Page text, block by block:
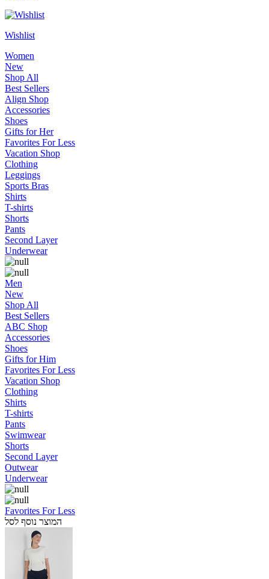
Wishlist
Women
New
Shop All
Best Sellers
Align Shop
Accessories
Shoes
Gifts for Her
Favorites For Less
Vacation Shop
Clothing
Leggings
Sports Bras
Shirts
T-shirts
Shorts
Pants
Second Layer
Underwear
Men
New
Shop All
Best Sellers
ABC Shop
Accessories
Shoes
Gifts for Him
Favorites For Less
Vacation Shop
Clothing
Shirts
T-shirts
Pants
Swimwear
Shorts
Second Layer
Outwear
Underwear
Favorites For Less
המוצר נוסף לסל